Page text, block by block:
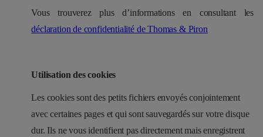
Vous trouverez plus d’informations en consultant les
déclaration de confidentialité de Thomas & Piron
Utilisation des cookies
Les cookies sont des petits fichiers envoyés conjointement
avec certaines pages et qui sont sauvegardés sur votre disque
dur. Ils ne vous identifient pas directement mais enregistrent